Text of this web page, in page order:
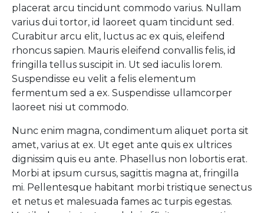
placerat arcu tincidunt commodo varius. Nullam
varius dui tortor, id laoreet quam tincidunt sed.
Curabitur arcu elit, luctus ac ex quis, eleifend
rhoncus sapien. Mauris eleifend convallis felis, id
fringilla tellus suscipit in. Ut sed iaculis lorem.
Suspendisse eu velit a felis elementum
fermentum sed a ex. Suspendisse ullamcorper
laoreet nisi ut commodo.
Nunc enim magna, condimentum aliquet porta sit
amet, varius at ex. Ut eget ante quis ex ultrices
dignissim quis eu ante. Phasellus non lobortis erat.
Morbi at ipsum cursus, sagittis magna at, fringilla
mi. Pellentesque habitant morbi tristique senectus
et netus et malesuada fames ac turpis egestas.